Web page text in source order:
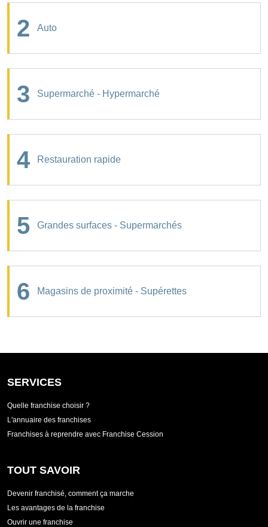
2 Auto
3 Supermarché - Hypermarché
4 Restauration rapide
5 Grandes surfaces - Supermarchés
6 Magasins de proximité - Supérettes
SERVICES
Quelle franchise choisir ?
L'annuaire des franchises
Franchises à reprendre avec Franchise Cession
TOUT SAVOIR
Devenir franchisé, comment ça marche
Les avantages de la franchise
Ouvrir une franchise